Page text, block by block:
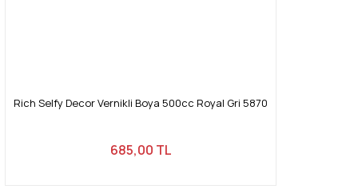
Rich Selfy Decor Vernikli Boya 500cc Royal Gri 5870
685,00 TL